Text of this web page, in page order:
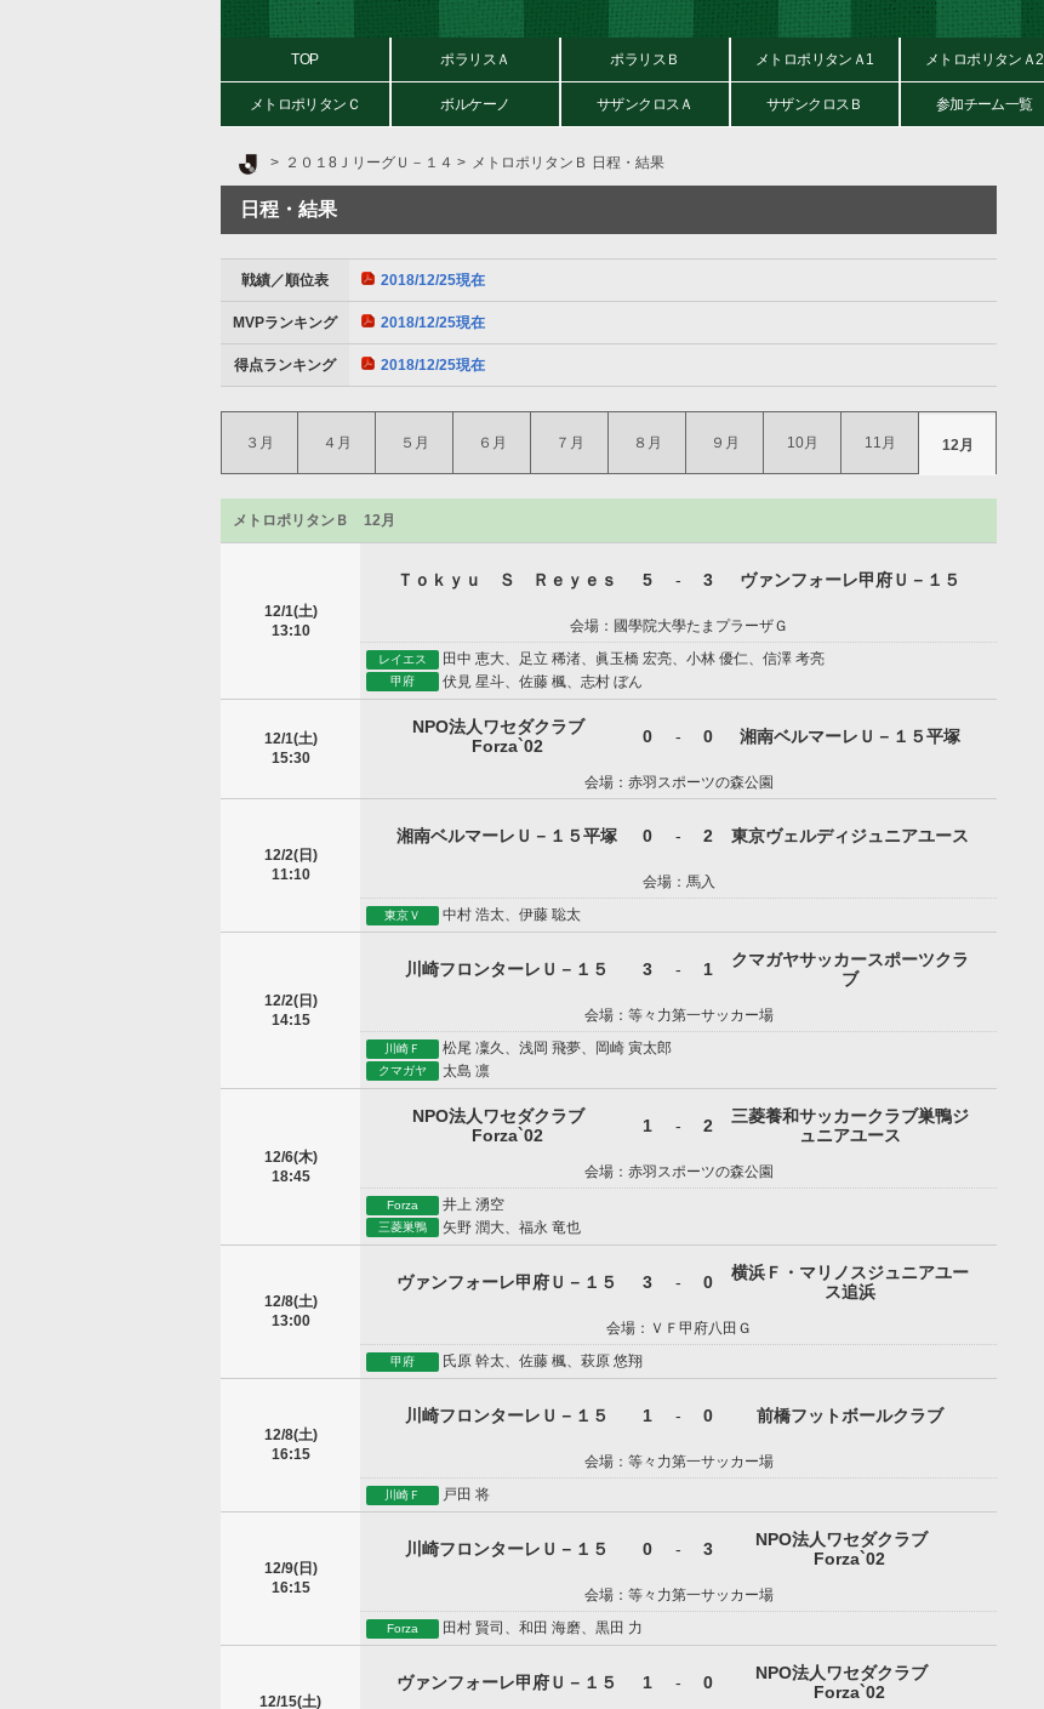
TOP ポラリスＡ ポラリスＢ メトロポリタンＡ1 メトロポリタンＡ2
メトロポリタンＣ ボルケーノ サザンクロスＡ サザンクロスＢ 参加チーム一覧
Ｊリーグ TOP
２０１8ＪリーグＵ－１４ メトロポリタンＢ 日程・結果
日程・結果
戦績／順位表 2018/12/25現在
MVPランキング 2018/12/25現在
得点ランキング 2018/12/25現在
３月 ４月 ５月 ６月 ７月 ８月 ９月 10月 11月 12月
メトロポリタンＢ 12月
12/1(土)
13:10
Ｔｏｋｙｕ Ｓ Ｒｅｙｅｓ 5 - 3 ヴァンフォーレ甲府Ｕ－１５
会場：國學院大學たまプラーザＧ
レイエス 田中 恵大、足立 稀渚、眞玉橋 宏亮、小林 優仁、信澤 考亮
甲府 伏見 星斗、佐藤 楓、志村 ぼん
12/1(土)
15:30
NPO法人ワセダクラブ
Forza`02
0 - 0 湘南ベルマーレＵ－１５平塚
会場：赤羽スポーツの森公園
12/2(日)
11:10
湘南ベルマーレＵ－１５平塚 0 - 2 東京ヴェルディジュニアユース
会場：馬入
東京Ｖ 中村 浩太、伊藤 聡太
12/2(日)
14:15
川崎フロンターレＵ－１５ 3 - 1
クマガヤサッカースポーツクラ
ブ
会場：等々力第一サッカー場
川崎Ｆ 松尾 凜久、浅岡 飛夢、岡崎 寅太郎
クマガヤ 太島 凛
12/6(木)
18:45
NPO法人ワセダクラブ
Forza`02
1 - 2
三菱養和サッカークラブ巣鴨ジ
ュニアユース
会場：赤羽スポーツの森公園
Forza 井上 湧空
三菱巣鴨 矢野 潤大、福永 竜也
12/8(土)
13:00
ヴァンフォーレ甲府Ｕ－１５ 3 - 0
横浜Ｆ・マリノスジュニアユー
ス追浜
会場：ＶＦ甲府八田Ｇ
甲府 氏原 幹太、佐藤 楓、萩原 悠翔
12/8(土)
16:15
川崎フロンターレＵ－１５ 1 - 0 前橋フットボールクラブ
会場：等々力第一サッカー場
川崎Ｆ 戸田 将
12/9(日)
16:15
川崎フロンターレＵ－１５ 0 - 3
NPO法人ワセダクラブ
Forza`02
会場：等々力第一サッカー場
Forza 田村 賢司、和田 海磨、黒田 力
12/15(土)
ヴァンフォーレ甲府Ｕ－１５ 1 - 0
NPO法人ワセダクラブ
Forza`02